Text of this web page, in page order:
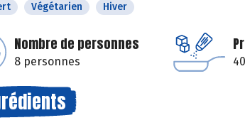
Végétarien Hiver
Nombre de personnes
8 personnes